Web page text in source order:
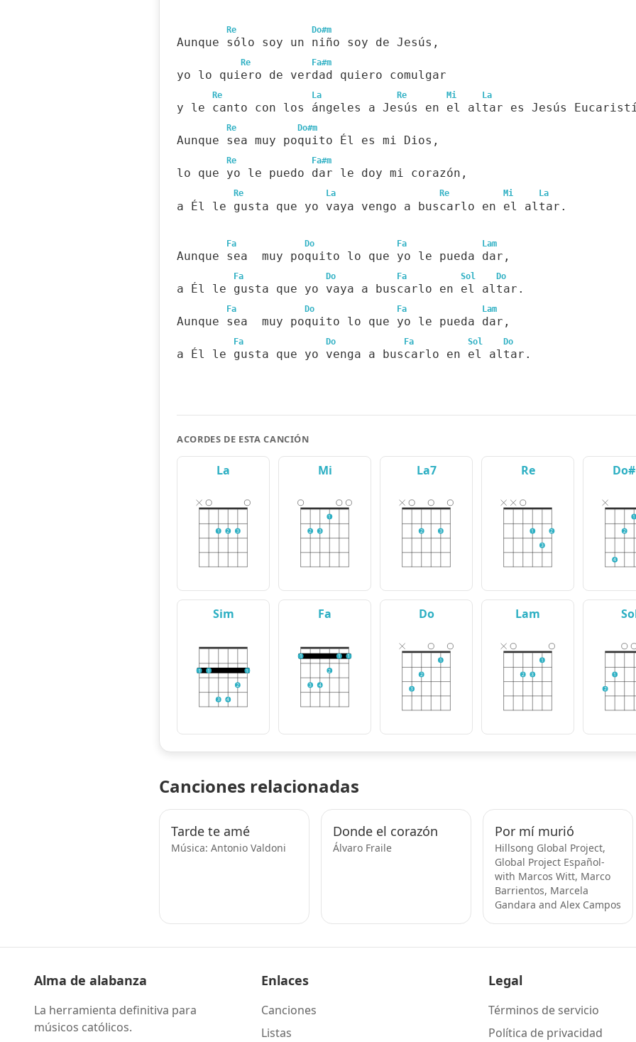
Re Do#m
Aunque sólo soy un niño soy de Jesús,
Re Fa#m
yo lo quiero de verdad quiero comulgar
Re La Re Mi La
y le canto con los ángeles a Jesús en el altar es Jesús
Re Do#m
Aunque sea muy poquito Él es mi Dios,
Re Fa#m
lo que yo le puedo dar le doy mi corazón,
Re La Re Mi La
a Él le gusta que yo vaya vengo a buscarlo en el altar.
Fa Do Fa Lam
Aunque sea  muy poquito lo que yo le pueda dar,
Fa Do Fa Sol Do
a Él le gusta que yo vaya a buscarlo en el altar.
Fa Do Fa Lam
Aunque sea  muy poquito lo que yo le pueda dar,
Fa Do Fa Sol Do
a Él le gusta que yo venga a buscarlo en el altar.
ACORDES DE ESTA CANCIÓN
La
1 2 3
Mi
2 3
1
La7
2 3
Re
1
3
2
4
2
1
Sim
1 1
3 4
2
1
Fa
1
3 4
2
1 1
Do
3
2
1
Lam
2 3
1
2
1
Canciones relacionadas
Tarde te amé
Música: Antonio Valdoni
Donde el corazón
Álvaro Fraile
Por mí murió
Hillsong Global Project,
Global Project Español-
with Marcos Witt, Marco
Barrientos, Marcela
Gandara and Alex Campos
Alma de alabanza
La herramienta definitiva para
músicos católicos.
Enlaces
Canciones
Listas
Legal
Términos de servicio
Política de privacidad